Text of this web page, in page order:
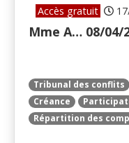
Accès gratuit
Mme A… 08/04/
Tribunal des conflits
Créance
Répartition des